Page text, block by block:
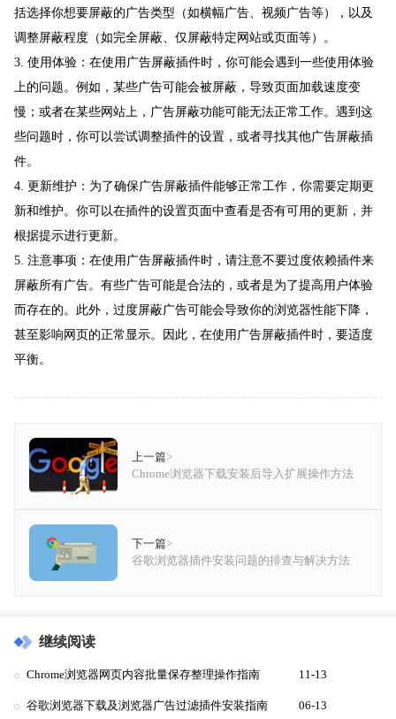
括选择你想要屏蔽的广告类型（如横幅广告、视频广告等），以及
调整屏蔽程度（如完全屏蔽、仅屏蔽特定网站或页面等）。
3. 使用体验：在使用广告屏蔽插件时，你可能会遇到一些使用体验
上的问题。例如，某些广告可能会被屏蔽，导致页面加载速度变
慢；或者在某些网站上，广告屏蔽功能可能无法正常工作。遇到这
些问题时，你可以尝试调整插件的设置，或者寻找其他广告屏蔽插
件。
4. 更新维护：为了确保广告屏蔽插件能够正常工作，你需要定期更
新和维护。你可以在插件的设置页面中查看是否有可用的更新，并
根据提示进行更新。
5. 注意事项：在使用广告屏蔽插件时，请注意不要过度依赖插件来
屏蔽所有广告。有些广告可能是合法的，或者是为了提高用户体验
而存在的。此外，过度屏蔽广告可能会导致你的浏览器性能下降，
甚至影响网页的正常显示。因此，在使用广告屏蔽插件时，要适度
平衡。
上一篇>
Chrome浏览器下载安装后导入扩展操作方法
下一篇>
谷歌浏览器插件安装问题的排查与解决方法
继续阅读
Chrome浏览器网页内容批量保存整理操作指南 11-13
谷歌浏览器下载及浏览器广告过滤插件安装指南 06-13